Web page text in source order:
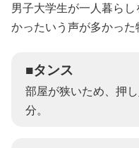
男子大学生が一人暮ら
かったいう声が多かった
■タンス
部屋が狭いため、押
分。